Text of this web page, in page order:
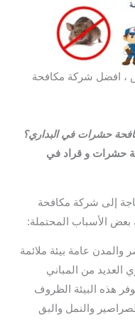
، افضل شركة مكافحة
حشرات في البداري؟
حشرات و قراد في
إلى شركة مكافحة
بعض الأسباب المحتملة:
والمدن عامة بيئة ملائمة
العديد من المباني
هذه البيئة الظروف
والنمل والبق